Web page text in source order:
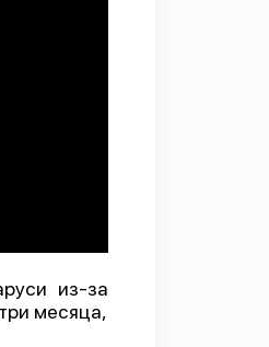
из-за
месяца,